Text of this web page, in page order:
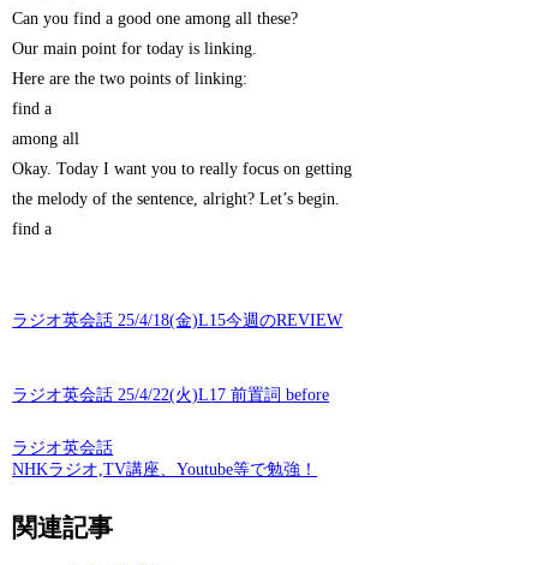
Can you find a good one among all these?
Our main point for today is linking.
Here are the two points of linking:
find a
among all
Okay. Today I want you to really focus on getting
the melody of the sentence, alright? Let’s begin.
find a
ラジオ英会話 25/4/18(金)L15今週のREVIEW
ラジオ英会話 25/4/22(火)L17 前置詞 before
ラジオ英会話
NHKラジオ,TV講座、Youtube等で勉強！
関連記事